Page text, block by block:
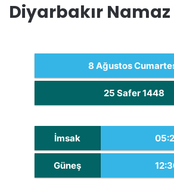
Diyarbakır
8 Ağustos
25 Safer 1448
İmsak
Güneş